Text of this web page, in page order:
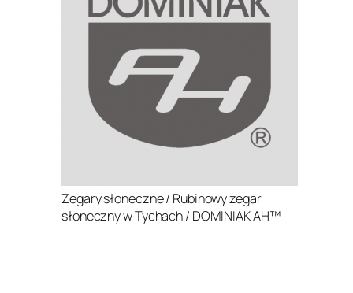
Zegary słoneczne / Rubinowy zegar
słoneczny w Tychach / DOMINIAK AH™